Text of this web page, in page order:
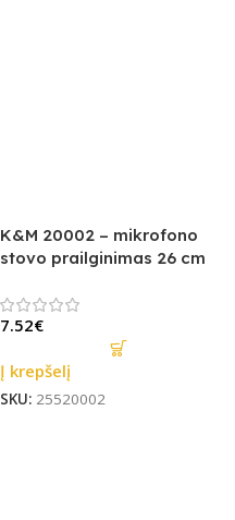
K&M 20002 – mikrofono
stovo prailginimas 26 cm
7.52€
Į krepšelį
SKU: 25520002